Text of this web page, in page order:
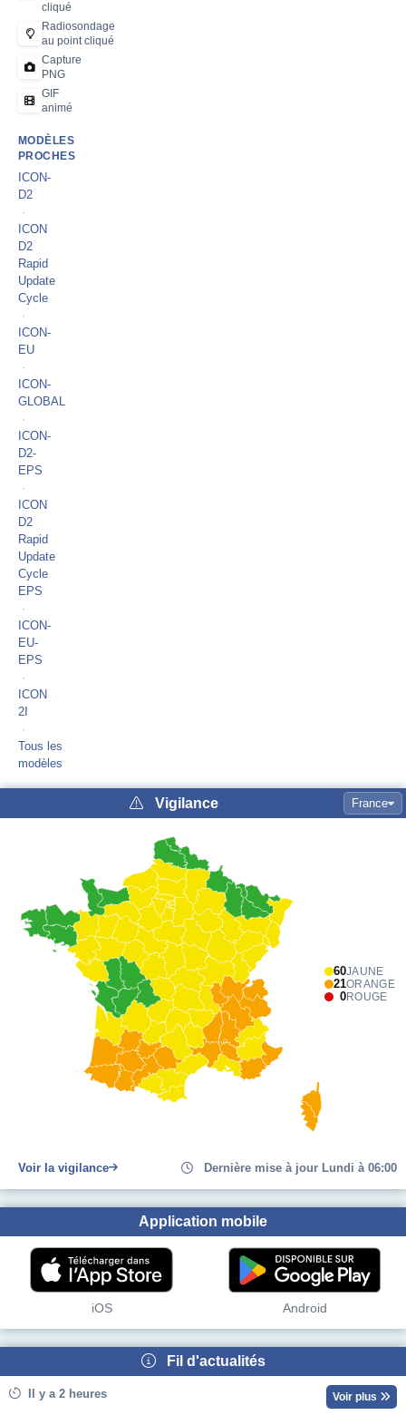
cliqué
Radiosondage
au point cliqué
Capture
PNG
GIF
animé
MODÈLES
PROCHES
ICON-
D2
·
ICON
D2
Rapid
Update
Cycle
·
ICON-
EU
·
ICON-
GLOBAL
·
ICON-
D2-
EPS
·
ICON
D2
Rapid
Update
Cycle
EPS
·
ICON-
EU-
EPS
·
ICON
2I
·
Tous les
modèles
Vigilance France
60JAUNE
21ORANGE
0ROUGE
Voir la vigilance Dernière mise à jour Lundi à 06:00
Application mobile
iOS Android
Fil d'actualités
Il y a 2 heures Voir plus